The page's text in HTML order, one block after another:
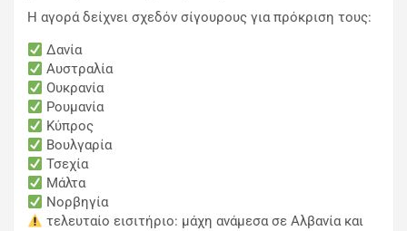
Η αγορά δείχνει σχεδόν σίγουρους για πρόκριση τους:
Δανία
Αυστραλία
Ουκρανία
Ρουμανία
Κύπρος
Βουλγαρία
Τσεχία
Μάλτα
Νορβηγία
τελευταίο εισιτήριο: μάχη ανάμεσα σεΑλβανίακαι